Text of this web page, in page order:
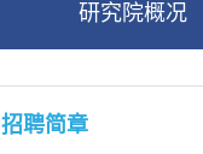
研究院概况
招聘简章